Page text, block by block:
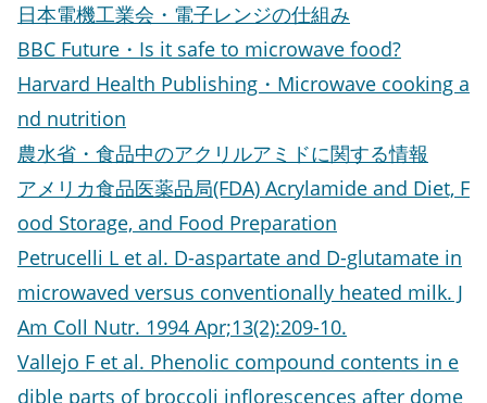
日本電機工業会・電子レンジの仕組み
BBC Future・Is it safe to microwave food?
Harvard Health Publishing・Microwave cooking a
nd nutrition
農水省・食品中のアクリルアミドに関する情報
アメリカ食品医薬品局(FDA) Acrylamide and Diet, F
ood Storage, and Food Preparation
Petrucelli L et al. D-aspartate and D-glutamate in
microwaved versus conventionally heated milk. J
Am Coll Nutr. 1994 Apr;13(2):209-10.
Vallejo F et al. Phenolic compound contents in e
dible parts of broccoli inflorescences after dome